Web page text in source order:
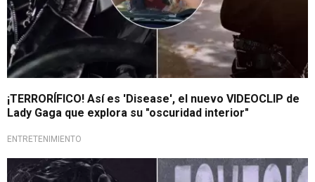
¡TERRORÍFICO! Así es 'Disease', el nuevo VIDEOCLIP de
Lady Gaga que explora su "oscuridad interior"
ENTRETENIMIENTO
Regresó a la música